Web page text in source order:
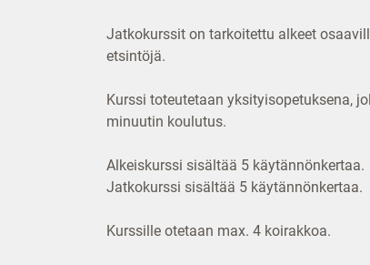
Jatkokurssit on tarkoitettu alkeet
etsintöjä.
Kurssi toteutetaan yksityisopetuksena,
minuutin koulutus.
Alkeiskurssi sisältää 5 käytännönkertaa.
Jatkokurssi sisältää 5 käytännönkertaa.
Kurssille otetaan max. 4 koirakkoa.